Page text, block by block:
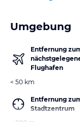
Umgebung
Entfernung
Flughafen
< 50 km
Entfernung
Stadtzentrum